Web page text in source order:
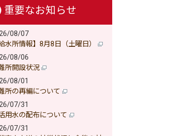
重要なお知らせ
08/07
給水所情報】8月8日（土曜日）
08/06
所開設状況
08/01
所の再編について
07/31
用水の配布について
07/31